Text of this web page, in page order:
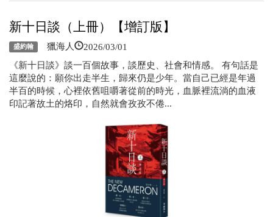
新十日談（上冊）【增訂版】
盛約翰 獵海人 2026/03/01
《新十日談》談一百個故事，談歷史、社會和情感。 有句話是
這麼說的：願你出走半生，歸來仍是少年。當自己已經是年過
半百的時候，心裡依舊咀嚼著從前的時光，血脈裡流淌的血液
印記著故土的烙印，自然就會孜孜不倦...